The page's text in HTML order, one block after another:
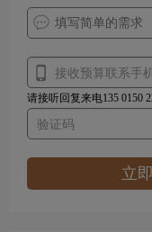
请接听回复来电135 0150
立